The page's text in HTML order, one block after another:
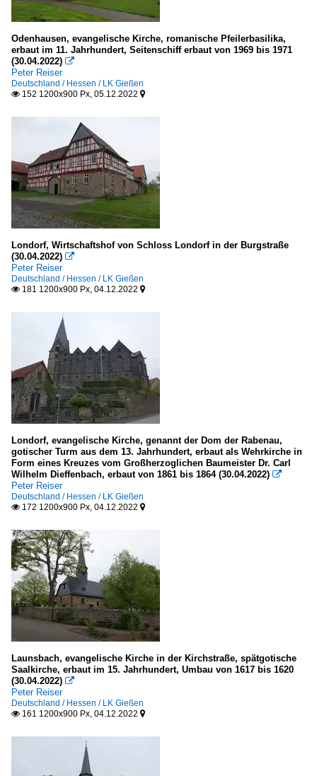
Odenhausen, evangelische Kirche, romanische Pfeilerbasilika,
erbaut im 11. Jahrhundert, Seitenschiff erbaut von 1969 bis 1971
(30.04.2022) 
Peter Reiser
Deutschland / Hessen / LK Gießen
 152 1200x900 Px, 05.12.2022 
Londorf, Wirtschaftshof von Schloss Londorf in der Burgstraße
(30.04.2022) 
Peter Reiser
Deutschland / Hessen / LK Gießen
 181 1200x900 Px, 04.12.2022 
Londorf, evangelische Kirche, genannt der Dom der Rabenau,
gotischer Turm aus dem 13. Jahrhundert, erbaut als Wehrkirche in
Form eines Kreuzes vom Großherzoglichen Baumeister Dr. Carl
Wilhelm Dieffenbach, erbaut von 1861 bis 1864 (30.04.2022) 
Peter Reiser
Deutschland / Hessen / LK Gießen
 172 1200x900 Px, 04.12.2022 
Launsbach, evangelische Kirche in der Kirchstraße, spätgotische
Saalkirche, erbaut im 15. Jahrhundert, Umbau von 1617 bis 1620
(30.04.2022) 
Peter Reiser
Deutschland / Hessen / LK Gießen
 161 1200x900 Px, 04.12.2022 